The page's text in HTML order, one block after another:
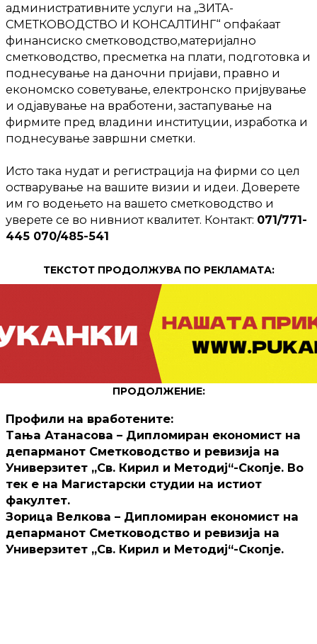
административните услуги на „ЗИТА-
СМЕТКОВОДСТВО И КОНСАЛТИНГ“ опфаќаат
финансиско сметководство,материјално
сметководство, пресметка на плати, подготовка и
поднесување на даночни пријави, правно и
економско советување, електронско пријвување
и одјавување на вработени, застапување на
фирмите пред владини институции, изработка и
поднесување завршни сметки.
Исто така нудат и регистрација на фирми со цел
остварување на вашите визии и идеи. Доверете
им го водењето на вашето сметководство и
уверете се во нивниот квалитет. Контакт: 071/771-
445 070/485-541
ТЕКСТОТ ПРОДОЛЖУВА ПО РЕКЛАМАТА:
ПРОДОЛЖЕНИЕ:
Профили на вработените:
Tања Атанасова – Дипломиран економист на
депарманот Сметководство и ревизија на
Универзитет „Св. Кирил и Методиј“-Скопје. Во
тек е на Магистарски студии на истиот
факултет.
Зорица Велкова – Дипломиран економист на
депарманот Сметководство и ревизија на
Универзитет „Св. Кирил и Методиј“-Скопје.